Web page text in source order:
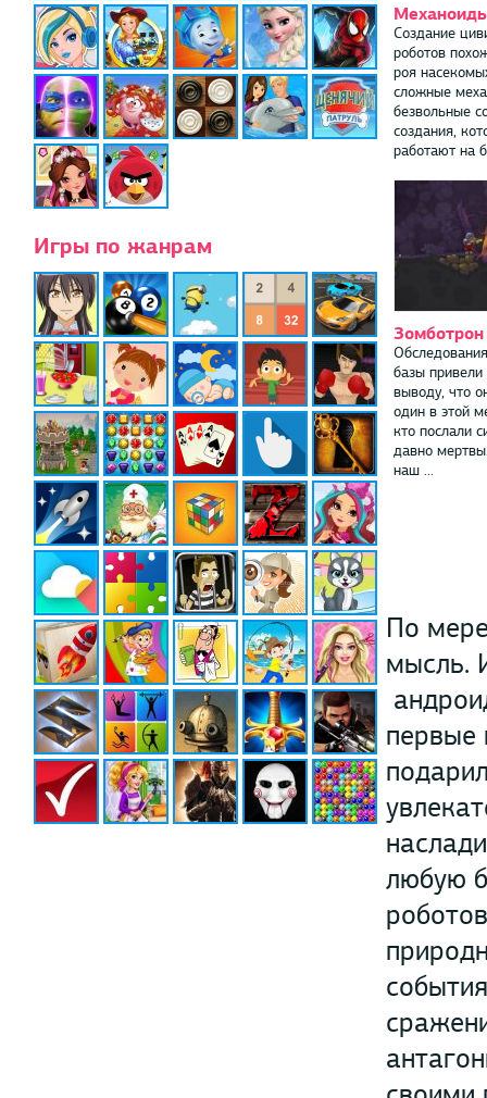
Игры по жанрам
Создание
роботов
роя
сложные
безвольные
создания,
работают на
базы
выводу, что
один в этой
кто послали
давно
наш ...
По
мысль.
первые
любую